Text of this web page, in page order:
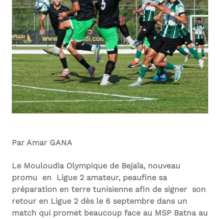
Par Amar GANA
Le Mouloudia Olympique de Bejaïa, nouveau
promu en Ligue 2 amateur, peaufine sa
préparation en terre tunisienne afin de signer son
retour en Ligue 2 dès le 6 septembre dans un
match qui promet beaucoup face au MSP Batna au